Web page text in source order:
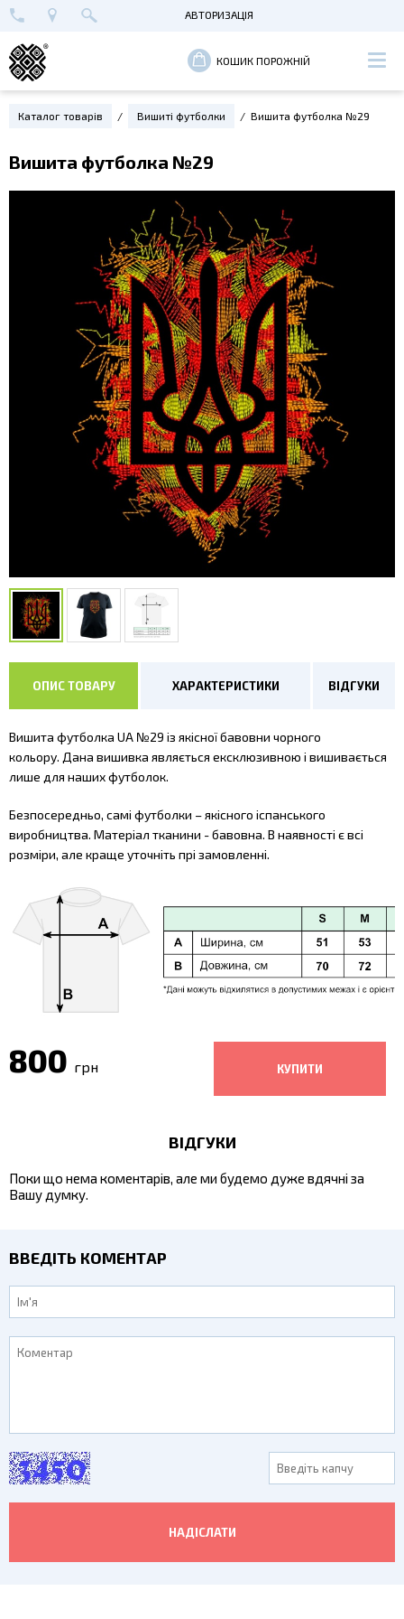
+38 (096) 652-89-00
МАЙСТЕРНЯ В КИЄВІ АВТОРИЗАЦІЯ
РЕЄСТРАЦІЯ
КОШИК ПОРОЖНІЙ
Каталог товарів Вишиті футболки Вишита футболка №29
Вишита футболка №29
ОПИС ТОВАРУ ХАРАКТЕРИСТИКИ ВІДГУКИ
Вишита футболка UA №29 iз якісної бавовни чорного
кольору. Дана вишивка являється ексклюзивною і вишивається
лише для наших футболок.
Безпосередньо, самі футболки – якісного іспанського
виробництва. Матеріал тканини - бавовна. В наявності є всі
розміри, але краще уточніть прі замовленні.
800 грн
ВІДГУКИ
Поки що нема коментарів, але ми будемо дуже вдячні за
Вашу думку.
ВВЕДІТЬ КОМЕНТАР